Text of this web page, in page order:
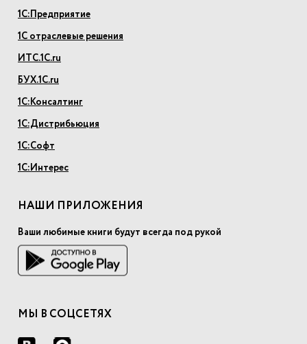
1С:Предприятие
1С отраслевые решения
ИТС.1С.ru
БУХ.1С.ru
1С:Консалтинг
1С:Дистрибьюция
1С:Софт
1С:Интерес
НАШИ ПРИЛОЖЕНИЯ
Ваши любимые книги будут всегда под рукой
МЫ В СОЦСЕТЯХ